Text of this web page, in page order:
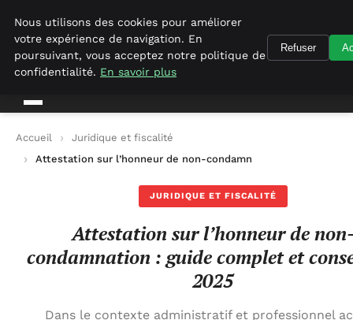
Geekgumbo
Accueil
Juridique et fiscalité
Attestation sur l’honneur de non-condamnation : guide
JURIDIQUE ET FISCALITÉ
Attestation sur l’honneur de
condamnation : guide complet et
2025
Dans le contexte administratif et professionnel
Nous utilisons des cookies pour améliorer
votre expérience de navigation. En
poursuivant, vous acceptez notre politique de
confidentialité. En savoir plus
Refuser